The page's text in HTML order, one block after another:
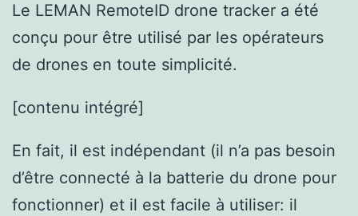
Le LEMAN RemoteID drone tracker a été
conçu pour être utilisé par les opérateurs
de drones en toute simplicité.
[contenu intégré]
En fait, il est indépendant (il n’a pas besoin
d’être connecté à la batterie du drone pour
fonctionner) et il est facile à utiliser: il